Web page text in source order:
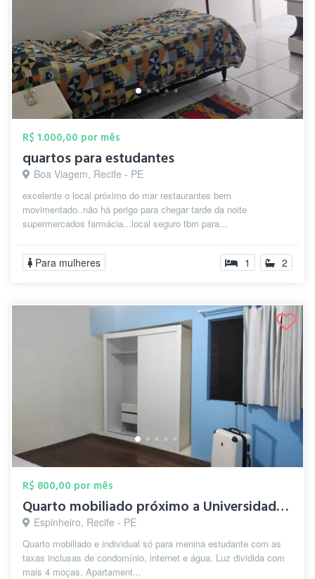
R$ 1.000,00 por mês
quartos para estudantes
Boa Viagem, Recife - PE
excelente o local próximo do mar restaurantes bem
movimentado..não há perigo para chegar tarde da noite
supermercados farmácia...local seguro tbm para...
Para mulheres 1 2
R$ 800,00 por mês
Quarto mobiliado próximo a Universidade ...
Espinheiro, Recife - PE
Quarto mobiliado e individual só para menina estudante com as
taxas inclusas de condomínio, internet e água. Luz dividida com
mais 4 moças. Apartament...